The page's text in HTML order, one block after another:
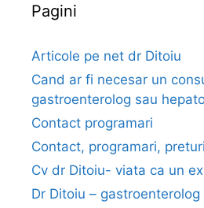
n
ie
Pagini
Articole pe net dr Ditoiu
Cand ar fi necesar un
gastroenterolog sau
Contact programari
Contact, programari, preturi
Cv dr Ditoiu- viata ca un
Dr Ditoiu –